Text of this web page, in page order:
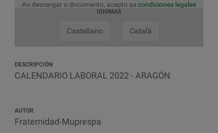
Ao descargar o documento, acepto ascondiciones legales
IDIOMAS
Castellano Català
DESCRIPCIÓN
CALENDARIO LABORAL 2022 - ARAGÓN
AUTOR
Fraternidad-Muprespa